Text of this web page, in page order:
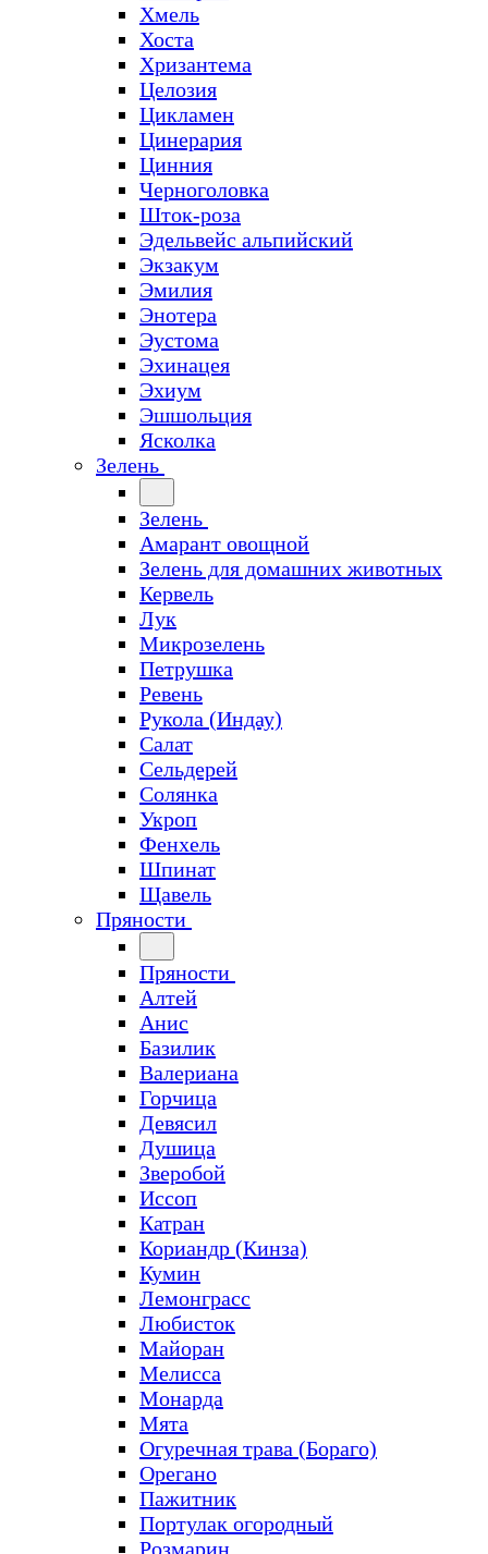
Хмель
Хоста
Хризантема
Целозия
Цикламен
Цинерария
Цинния
Черноголовка
Шток-роза
Эдельвейс альпийский
Экзакум
Эмилия
Энотера
Эустома
Эхинацея
Эхиум
Эшшольция
Ясколка
Зелень
Зелень
Амарант овощной
Зелень для домашних животных
Кервель
Лук
Микрозелень
Петрушка
Ревень
Рукола (Индау)
Салат
Сельдерей
Солянка
Укроп
Фенхель
Шпинат
Щавель
Пряности
Пряности
Алтей
Анис
Базилик
Валериана
Горчица
Девясил
Душица
Зверобой
Иссоп
Катран
Кориандр (Кинза)
Кумин
Лемонграсс
Любисток
Майоран
Мелисса
Монарда
Мята
Огуречная трава (Бораго)
Орегано
Пажитник
Портулак огородный
Розмарин